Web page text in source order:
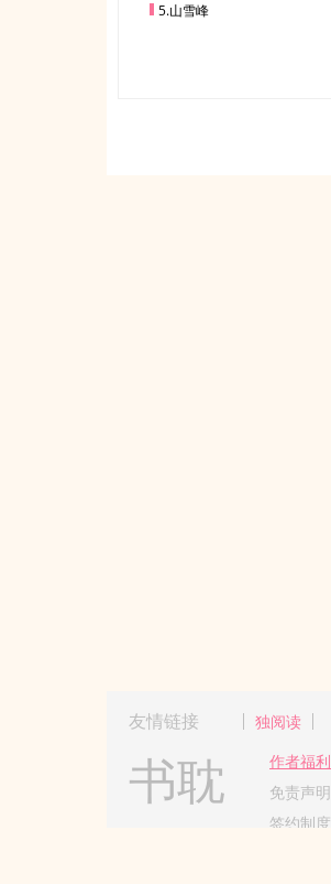
5.山雪峰
友情链接 独阅读
书耽
作者福利
免责声明
签约制度